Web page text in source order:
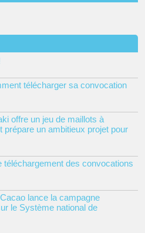
télécharger sa convocation
offre un jeu de maillots à
un ambitieux projet pour
téléchargement des convocations
lance la campagne
le Système national de